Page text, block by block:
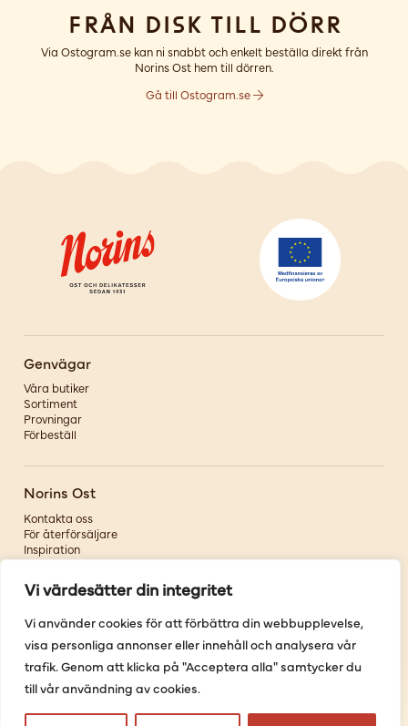
Vi värdesätter din integritet
Vi använder cookies för att förbättra din webbupplevelse,
visa personliga annonser eller innehåll och analysera vår
trafik. Genom att klicka på "Acceptera alla" samtycker du
till vår användning av cookies.
Från disk till dörr
Via Ostogram.se kan ni snabbt och enkelt beställa direkt från
Norins Ost hem till dörren.
Gå till Ostogram.se
Genvägar
Våra butiker
Sortiment
Provningar
Förbeställ
Norins Ost
Kontakta oss
För återförsäljare
Inspiration
Om oss
Följ oss
Facebook
Instagram
Youtube